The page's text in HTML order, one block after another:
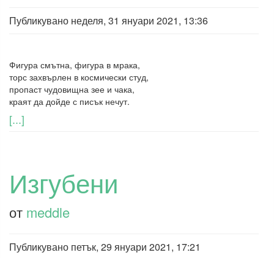
Публикувано неделя, 31 януари 2021, 13:36
Фигура смътна, фигура в мрака,
торс захвърлен в космически студ,
пропаст чудовищна зее и чака,
краят да дойде с писък нечут.
[...]
Изгубени
от meddle
Публикувано петък, 29 януари 2021, 17:21